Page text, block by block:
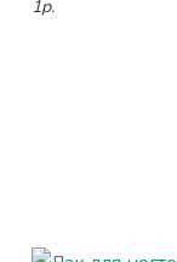
1р.